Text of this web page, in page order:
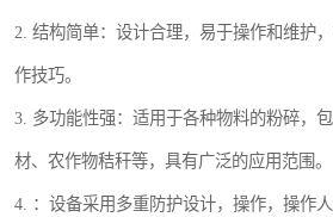
2. 结构简单：设计合理，易于操作和维护
作技巧。
3. 多功能性强：适用于各种物料的粉碎，
材、农作物秸秆等，具有广泛的应用范围。
4. ：设备采用多重防护设计，操作，操作人